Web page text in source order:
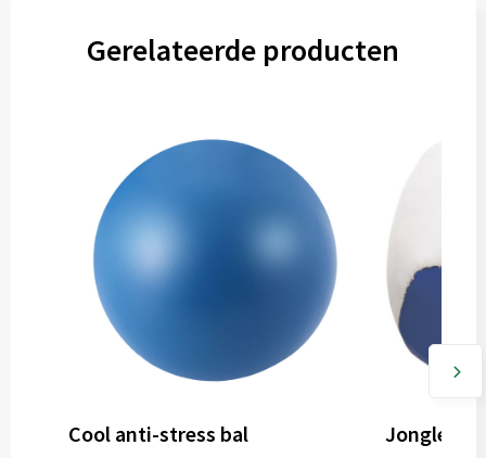
Gerelateerde producten
Cool anti-stress bal